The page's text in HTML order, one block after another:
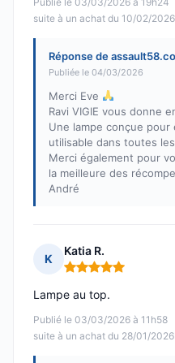
suite à un achat du 10/02/2026
Réponse de
Publiée le 04/03/2026
Merci Eve
Ravi VIGIE vous donne
Une lampe conçue
utilisable dans toutes
Merci également pour
la meilleure des
André
K
Katia R.
Note : 5 sur 5
Publié le 03/03/2026 à 11h58
suite à un achat du 28/01/2026
Lampe au top.